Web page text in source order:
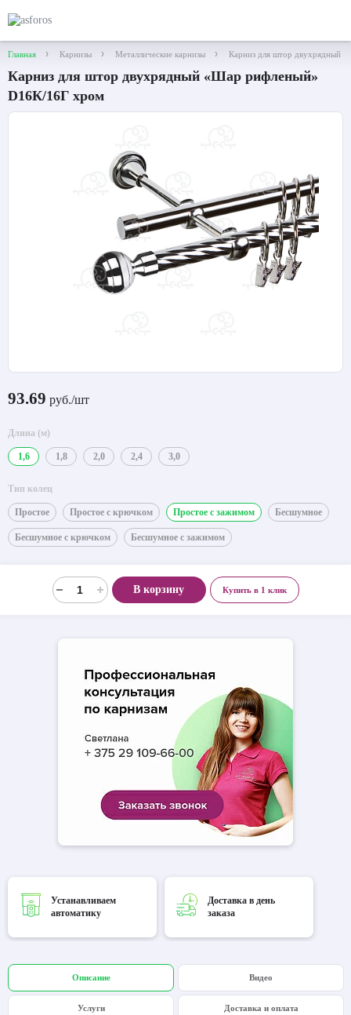
Главная Карнизы Металлические карнизы Карниз для штор двухрядный
Карниз для штор двухрядный «Шар рифленый»
D16К/16Г хром
93.69 руб./шт
Длина (м)
1,6 1,8 2,0 2,4 3,0
Тип колец
Простое Простое с крючком Простое с зажимом Бесшумное
Бесшумное с крючком Бесшумное с зажимом
В корзину Купить в 1 клик
Устанавливаем
автоматику
Доставка в день
заказа
Описание Видео
Услуги Доставка и оплата